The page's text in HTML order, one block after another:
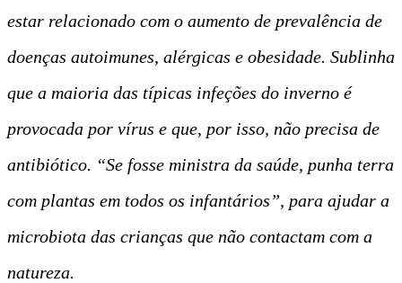
estar relacionado com o aumento de prevalência de
doenças autoimunes, alérgicas e obesidade. Sublinha
que a maioria das típicas infeções do inverno é
provocada por vírus e que, por isso, não precisa de
antibiótico. “Se fosse ministra da saúde, punha terra
com plantas em todos os infantários”, para ajudar a
microbiota das crianças que não contactam com a
natureza.